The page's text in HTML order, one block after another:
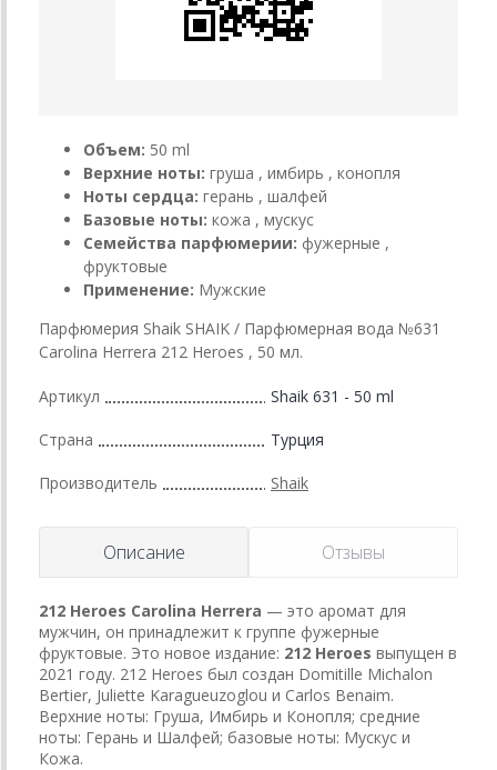
Объем: 50 ml
Верхние ноты: груша , имбирь , конопля
Ноты сердца: герань , шалфей
Базовые ноты: кожа , мускус
Семейства парфюмерии: фужерные ,
фруктовые
Применение: Мужские
Парфюмерия Shaik SHAIK / Парфюмерная вода №631
Carolina Herrera 212 Heroes , 50 мл.
Артикул Shaik 631 - 50 ml
Страна Турция
Производитель Shaik
Описание Отзывы
212 Heroes Carolina Herrera — это аромат для
мужчин, он принадлежит к группе фужерные
фруктовые. Это новое издание: 212 Heroes выпущен в
2021 году. 212 Heroes был создан Domitille Michalon
Bertier, Juliette Karagueuzoglou и Carlos Benaim.
Верхние ноты: Груша, Имбирь и Конопля; средние
ноты: Герань и Шалфей; базовые ноты: Мускус и
Кожа.